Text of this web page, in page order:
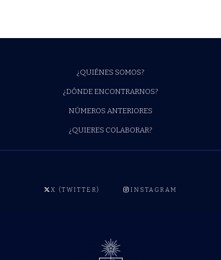
¿QUIÉNES SOMOS?
¿DÓNDE ENCONTRARNOS?
NÚMEROS ANTERIORES
¿QUIERES COLABORAR?
X (TWITTER) INSTAGRAM